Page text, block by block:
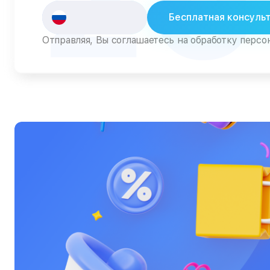
Роботы-пылесосы
Серверы
Снегоуборщики
Стиральные машины
Сушилки для рук
Сушильные машины
Телевизоры
Телефоны
Бесплатная
Отправляя, Вы соглашаетесь на обработку